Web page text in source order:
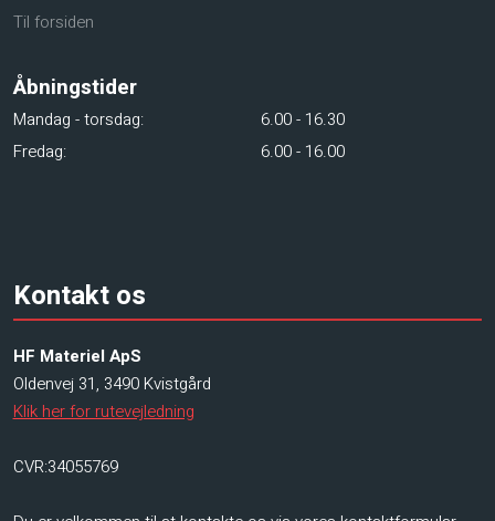
Til forsiden
Åbningstider​
Mandag - torsdag:​
​6.00 - 16.30
Fredag:
​6.00 - 16.00
Kontakt os
HF Materiel ApS
Oldenvej 31, 3490 Kvistgård
Klik her for rutevejledning
CVR:34055769